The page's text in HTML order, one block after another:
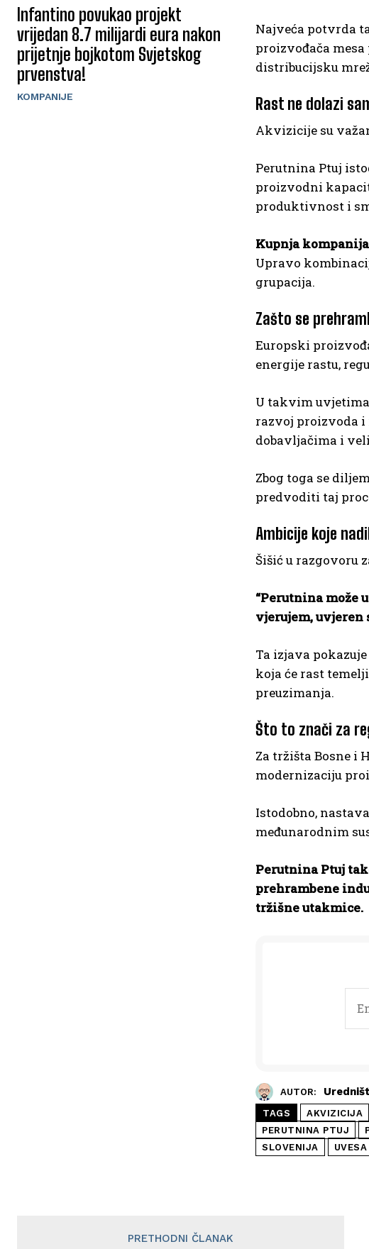
Infantino povukao projekt
vrijedan 8.7 milijardi eura nakon
prijetnje bojkotom Svjetskog
prvenstva!
KOMPANIJE
Najveća potvrda
proizvođača
distribucijsku
Rast ne dolazi
Akvizicije su
Perutnina Ptuj
proizvodni
produktivnost i
Kupnja
Upravo
grupacija.
Zašto se
Europski
energije rastu,
U takvim
razvoj proizvoda i
dobavljačima i
Zbog toga se
predvoditi taj
Ambicije koje
Šišić u razgovoru
“Perutnina može
vjerujem, uvjeren
Ta izjava
koja će rast
preuzimanja.
Što to znači za
Za tržišta Bosne i
modernizaciju
Istodobno,
međunarodnim
Perutnina Ptuj
prehrambene
tržišne utakmice.
AUTOR:
TAGS AKVIZICIJA
PERUTNINA PTUJ
SLOVENIJA
UVESA
PRETHODNI ČLANAK